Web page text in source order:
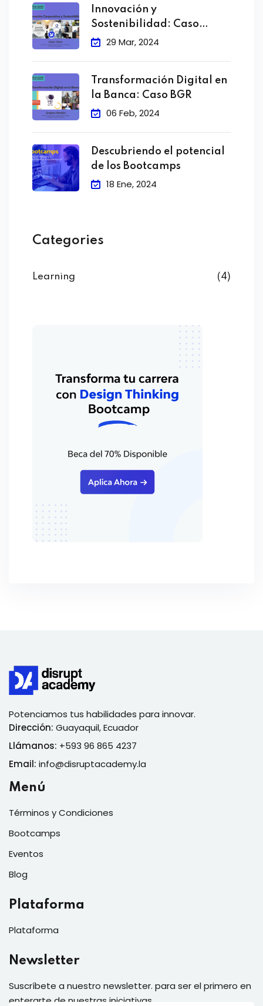
Innovación y
Sostenibilidad: Caso
Grupo Transoceanica
29 Mar, 2024
Transformación Digital en
la Banca: Caso BGR
06 Feb, 2024
Descubriendo el potencial
de los Bootcamps
18 Ene, 2024
Categories
Learning (4)
Potenciamos tus habilidades para innovar.
Dirección: Guayaquil, Ecuador
Llámanos: +593 96 865 4237
Email: info@disruptacademy.la
Menú
Términos y Condiciones
Bootcamps
Eventos
Blog
Plataforma
Plataforma
Newsletter
Suscríbete a nuestro newsletter. para ser el primero en
enterarte de nuestras iniciativas.